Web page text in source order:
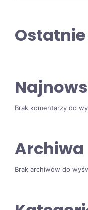
Brak komentarzy do
Archiwa
Brak archiwów do